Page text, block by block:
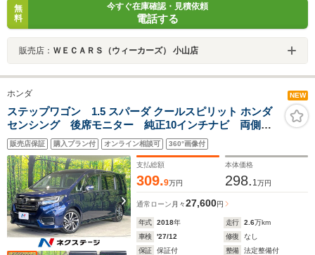
無
料
今すぐ在庫確認・見積依頼
電話する
販売店： ＷＥＣＡＲＳ（ウィーカーズ） 小山店
ホンダ NEW
ステップワゴン 1.5 スパーダ クールスピリット ホンダ
センシング 後席モニター 純正10インチナビ 両側電
動スライドドア バックカメラ 衝突軽減装置 禁煙
車 ドラレコ スマートキー LEDヘッド ETC
bluetooth 純正17インチAW オートハイビーム
販売店保証 購入プラン付 オンライン相談可 360°画像付
支払総額
309.9万円
本体価格
298. 1 万円
通常ローン 月々27,600円
年式 2018年 走行 2.6万km
車検
'27/12 修復
なし
保証
保証付 整備
法定整備付